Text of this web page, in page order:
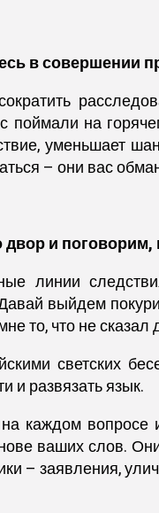
в совершении
поймали на
уменьшает
– они вас
и поговорим,
линии
выйдем
то, что не сказал
светских
и развязать язык.
каждом
ваших слов.
– заявления,